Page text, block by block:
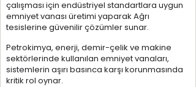
çalışması için endüstriyel standartlara uygun
emniyet vanası üretimi yaparak Ağrı
tesislerine güvenilir çözümler sunar.
Petrokimya, enerji, demir-çelik ve makine
sektörlerinde kullanılan emniyet vanaları,
sistemlerin aşırı basınca karşı korunmasında
kritik rol oynar.